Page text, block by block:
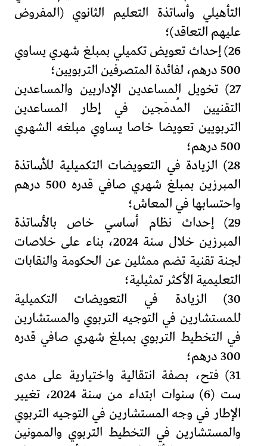
التأهيلي وأساتذة التعليم الثانوي (المفروض
عليهم التعاقد)؛
26) إحداث تعويض تكميلي بمبلغ شهري يساوي
500 درهم، لفائدة المتصرفين التربويين؛
27) تخويل المساعدين الإداريين والمساعدين
التقنيين المُدمَجين في إطار المساعدين
التربويين تعويضا خاصا يساوي مبلغه الشهري
500 درهم؛
28) الزيادة في التعويضات التكميلية للأساتذة
المبرزين بمبلغ شهري صافي قدره 500 درهم
واحتسابها في المعاش؛
29) إحداث نظام أساسي خاص بالأساتذة
المبرزين خلال سنة 2024، بناء على خلاصات
لجنة تقنية تضم ممثلين عن الحكومة والنقابات
التعليمية الأكثر تمثيلية؛
30) الزيادة في التعويضات التكميلية
للمستشارين في التوجيه التربوي والمستشارين
في التخطيط التربوي بمبلغ شهري صافي قدره
300 درهم؛
31) فتح، بصفة انتقالية واختيارية على مدى
ست (6) سنوات ابتداء من سنة 2024، تغيير
الإطار في وجه المستشارين في التوجيه التربوي
والمستشارين في التخطيط التربوي والممونين